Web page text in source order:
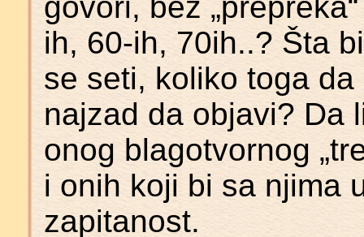
ih, 60-ih, 70ih..? Šta
se seti, koliko toga
najzad da objavi? Da
onog blagotvornog
i onih koji bi sa njima
zapitanost.